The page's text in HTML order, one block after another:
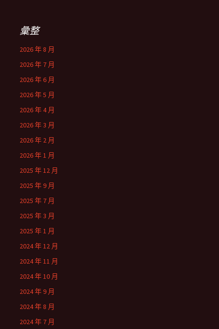
彙整
2026 年 8 月
2026 年 7 月
2026 年 6 月
2026 年 5 月
2026 年 4 月
2026 年 3 月
2026 年 2 月
2026 年 1 月
2025 年 12 月
2025 年 9 月
2025 年 7 月
2025 年 3 月
2025 年 1 月
2024 年 12 月
2024 年 11 月
2024 年 10 月
2024 年 9 月
2024 年 8 月
2024 年 7 月